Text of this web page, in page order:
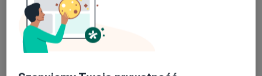
Internista, Endokrynolog
4 opinie